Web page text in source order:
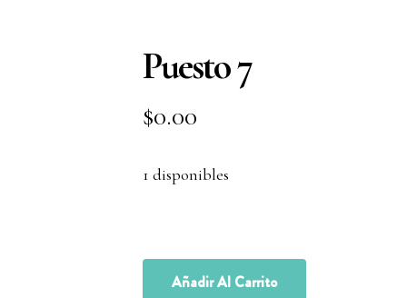
Puesto 7
$0.00
1 disponibles
Añadir Al Carrito